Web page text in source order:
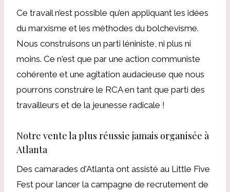
Ce travail n’est possible qu’en appliquant les idées
du marxisme et les méthodes du bolchevisme.
Nous construisons un parti léniniste, ni plus ni
moins. Ce n'est que par une action communiste
cohérente et une agitation audacieuse que nous
pourrons construire le RCA en tant que parti des
travailleurs et de la jeunesse radicale !
Notre vente la plus réussie jamais organisée à
Atlanta
Des camarades d'Atlanta ont assisté au Little Five
Fest pour lancer la campagne de recrutement de